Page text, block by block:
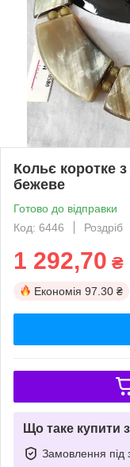
Кольє коротке
бежеве
Готово до відправки
Код: 6446
Роздріб
1 292,70 ₴
Економія 97.30 ₴
Що таке купити
Замовлення під